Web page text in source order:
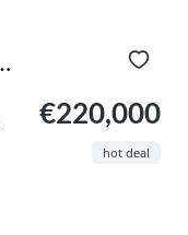
€220,000
hot deal